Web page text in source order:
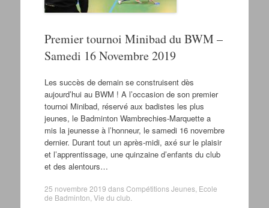
Premier tournoi Minibad du BWM –
Samedi 16 Novembre 2019
Les succès de demain se construisent dès
aujourd’hui au BWM ! A l’occasion de son premier
tournoi Minibad, réservé aux badistes les plus
jeunes, le Badminton Wambrechies-Marquette a
mis la jeunesse à l’honneur, le samedi 16 novembre
dernier. Durant tout un après-midi, axé sur le plaisir
et l’apprentissage, une quinzaine d’enfants du club
et des alentours…
25 novembre 2019 dansCompétitions Jeunes, Ecole
de Badminton Vie du club